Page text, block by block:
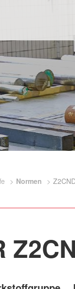
Normen